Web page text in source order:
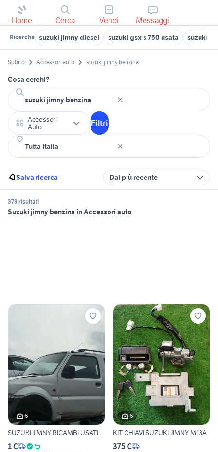
Home Cerca Vendi Messaggi
Ricerche suzuki jimny diesel suzuki gsx s 750 usata suzuki
Subito Accessori auto suzuki jimny benzina
Cosa cerchi?
Accessori
Auto
Filtri
Salva ricerca Dal più recente
373 risultati
Suzuki jimny benzina in Accessori auto
6
SUZUKI JIMNY RICAMBI USATI
1 €
6
KIT CHIAVI SUZUKI JIMNY M13A
375 €